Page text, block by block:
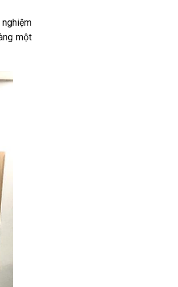
một